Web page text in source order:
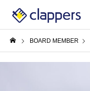
BOARD MEMBER